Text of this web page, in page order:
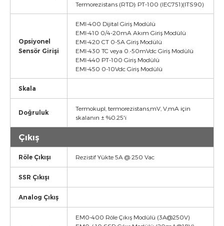
Termorezistans (RTD): PT-100 (IEC751)(ITS90)
Opsiyonel
Sensör Girişi
EMI-400 Dijital Giriş Modülü
EMI-410 0/4-20mA Akım Giriş Modülü
EMI-420 CT 0-5A Giriş Modülü
EMI-430 TC veya 0.-50mVdc Giriş Modülü
EMI-440 PT-100 Giriş Modülü
EMI-450 0-10Vdc Giriş Modülü
Skala
Doğruluk
Termokupl, termorezistans,mV, V,mA için
skalanın ± %0.25'i
Çıkış
Röle Çıkışı Rezistif Yükte 5A @ 250 Vac
SSR Çıkışı
Analog Çıkış
EM0-400 Röle Çıkış Modülü (3A@250V)